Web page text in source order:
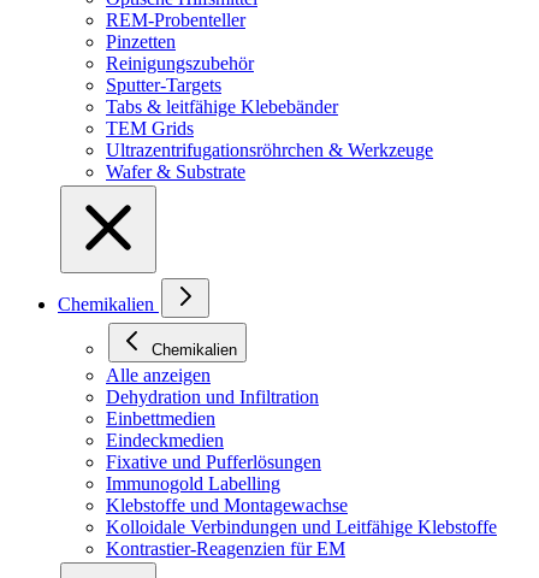
REM-Probenteller
Pinzetten
Reinigungszubehör
Sputter-Targets
Tabs & leitfähige Klebebänder
TEM Grids
Ultrazentrifugationsröhrchen & Werkzeuge
Wafer & Substrate
Chemikalien
Chemikalien
Alle anzeigen
Dehydration und Infiltration
Einbettmedien
Eindeckmedien
Fixative und Pufferlösungen
Immunogold Labelling
Klebstoffe und Montagewachse
Kolloidale Verbindungen und Leitfähige Klebstoffe
Kontrastier-Reagenzien für EM